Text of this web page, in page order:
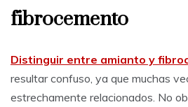
fibrocemento
Distinguir entre amianto y
resultar confuso, ya que muchas
estrechamente relacionados. No